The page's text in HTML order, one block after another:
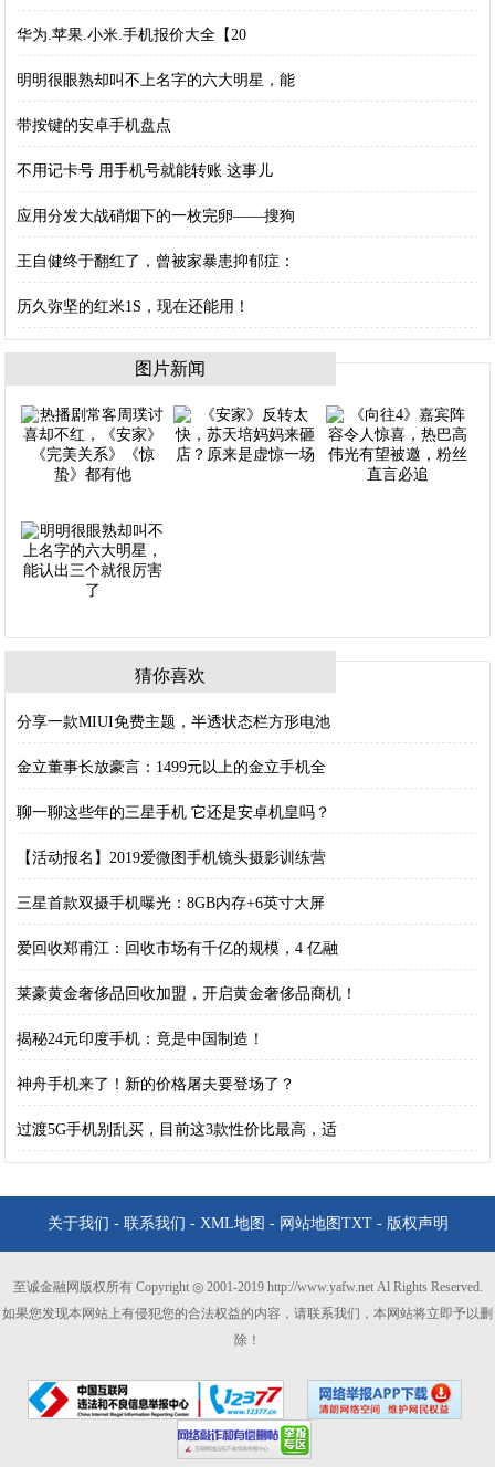
华为.苹果.小米.手机报价大全【20
明明很眼熟却叫不上名字的六大明星，能
带按键的安卓手机盘点
不用记卡号 用手机号就能转账 这事儿
应用分发大战硝烟下的一枚完卵——搜狗
王自健终于翻红了，曾被家暴患抑郁症：
历久弥坚的红米1S，现在还能用！
图片新闻
猜你喜欢
分享一款MIUI免费主题，半透状态栏方形电池
金立董事长放豪言：1499元以上的金立手机全
聊一聊这些年的三星手机 它还是安卓机皇吗？
【活动报名】2019爱微图手机镜头摄影训练营
三星首款双摄手机曝光：8GB内存+6英寸大屏
爱回收郑甫江：回收市场有千亿的规模，4 亿融
莱豪黄金奢侈品回收加盟，开启黄金奢侈品商机！
揭秘24元印度手机：竟是中国制造！
神舟手机来了！新的价格屠夫要登场了？
过渡5G手机别乱买，目前这3款性价比最高，适
关于我们 - 联系我们 - XML地图 - 网站地图TXT- 版权声明
至诚金融网版权所有 Copyright ◎ 2001-2019 http://www.yafw.net Al Rights Reserved.
如果您发现本网站上有侵犯您的合法权益的内容，请联系我们，本网站将立即予以删
除！